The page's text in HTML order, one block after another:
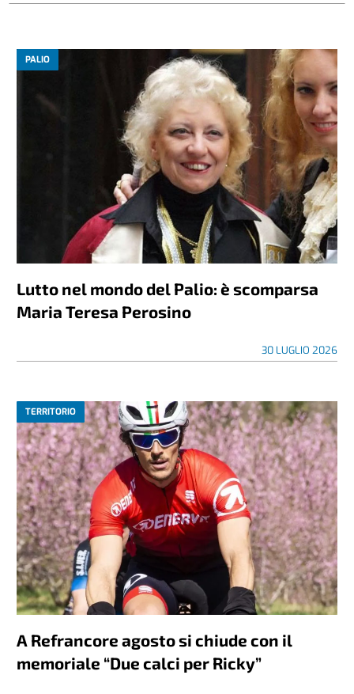
PALIO
Lutto nel mondo del Palio: è scomparsa
Maria Teresa Perosino
30 LUGLIO 2026
TERRITORIO
A Refrancore agosto si chiude con il
memoriale “Due calci per Ricky”